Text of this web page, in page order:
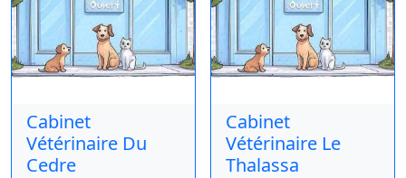
Cabinet
Vétérinaire Du
Cedre
Cabinet
Vétérinaire Le
Thalassa